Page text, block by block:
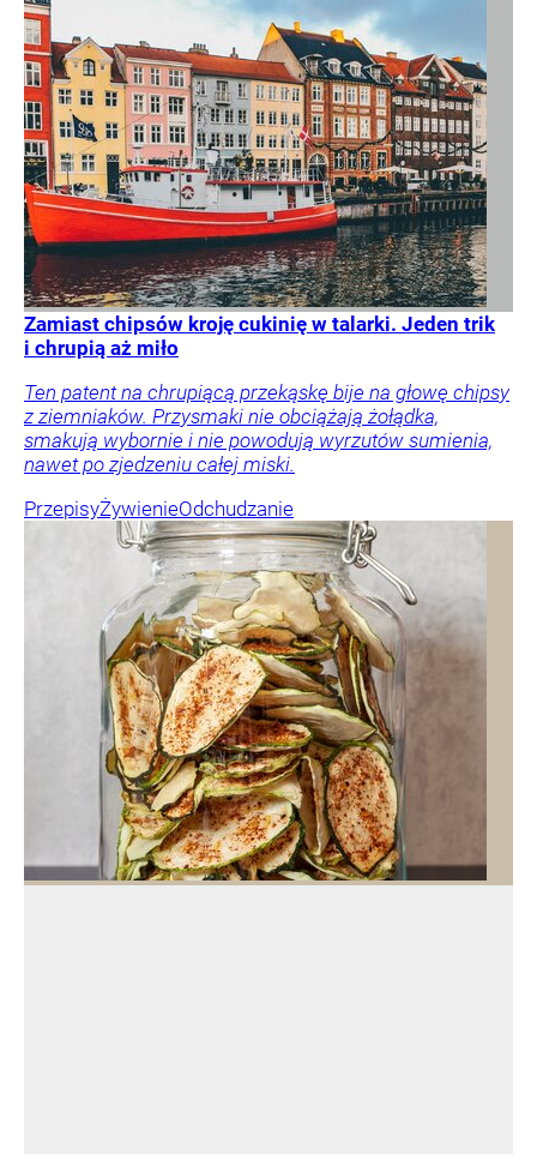
Zamiast chipsów kroję cukinię w talarki. Jeden trik
i chrupią aż miło
Ten patent na chrupiącą przekąskę bije na głowę chipsy
z ziemniaków. Przysmaki nie obciążają żołądka,
smakują wybornie i nie powodują wyrzutów sumienia,
nawet po zjedzeniu całej miski.
PrzepisyŻywienieOdchudzanie